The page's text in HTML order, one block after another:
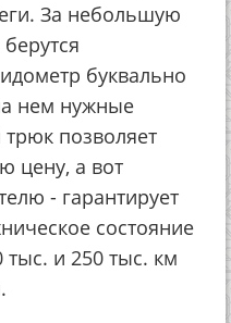
За небольшую
буквально
нем нужные
позволяет
цену, а вот
- гарантирует
состояние
и 250 тыс. км